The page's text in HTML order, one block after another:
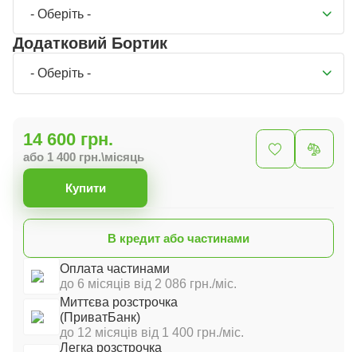
- Оберіть -
Додатковий Бортик
- Оберіть -
14 600 грн.
або 1 400 грн.\місяць
Купити
Оплата частинами
до 6 місяців від 2 086 грн./міс.
Миттєва розстрочка
(ПриватБанк)
до 12 місяців від 1 400 грн./міс.
Легка розстрочка
В кредит або частинами